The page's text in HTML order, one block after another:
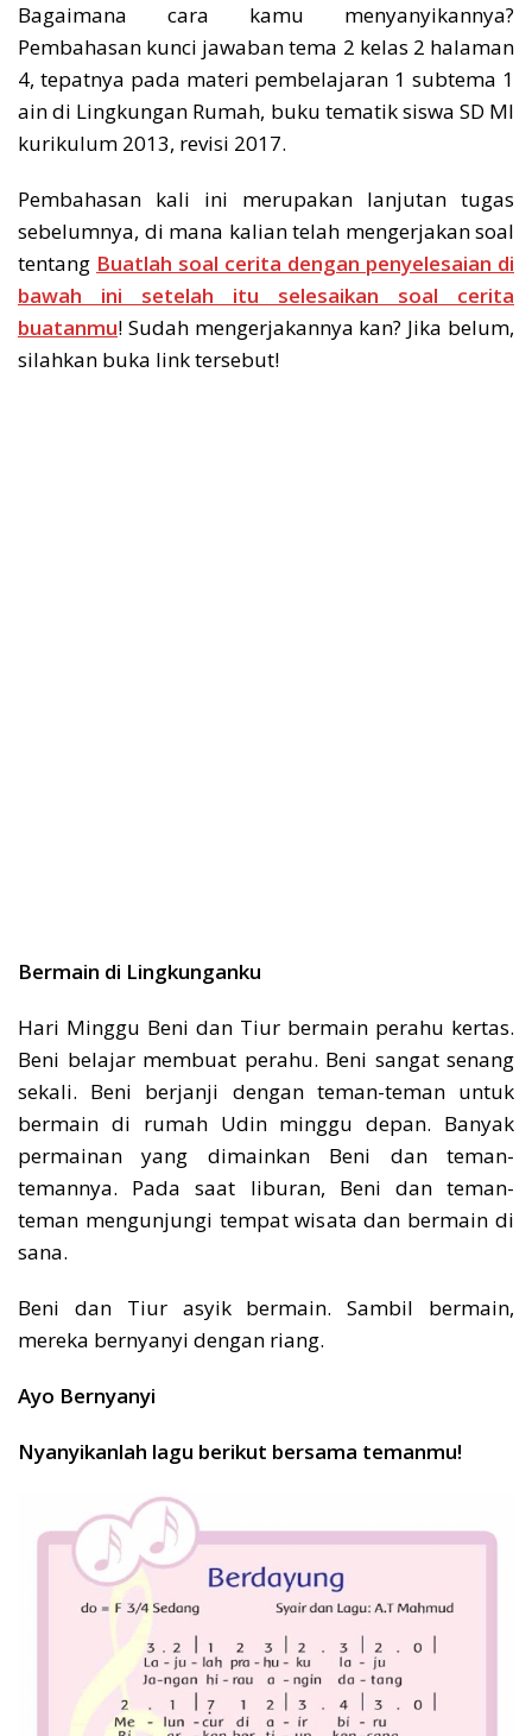
Bagaimana cara kamu menyanyikannya?
Pembahasan kunci jawaban tema 2 kelas 2 halaman
4, tepatnya pada materi pembelajaran 1 subtema 1
ain di Lingkungan Rumah, buku tematik siswa SD MI
kurikulum 2013, revisi 2017.
Pembahasan kali ini merupakan lanjutan tugas
sebelumnya, di mana kalian telah mengerjakan soal
tentang Buatlah soal cerita dengan penyelesaian di
bawah ini setelah itu selesaikan soal cerita
buatanmu! Sudah mengerjakannya kan? Jika belum,
silahkan buka link tersebut!
Bermain di Lingkunganku
Hari Minggu Beni dan Tiur bermain perahu kertas.
Beni belajar membuat perahu. Beni sangat senang
sekali. Beni berjanji dengan teman-teman untuk
bermain di rumah Udin minggu depan. Banyak
permainan yang dimainkan Beni dan teman-
temannya. Pada saat liburan, Beni dan teman-
teman mengunjungi tempat wisata dan bermain di
sana.
Beni dan Tiur asyik bermain. Sambil bermain,
mereka bernyanyi dengan riang.
Ayo Bernyanyi
Nyanyikanlah lagu berikut bersama temanmu!